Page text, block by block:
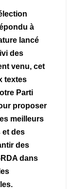
à
lancé
des
venu, cet
textes
Parti
proposer
meilleurs
et des
des
dans